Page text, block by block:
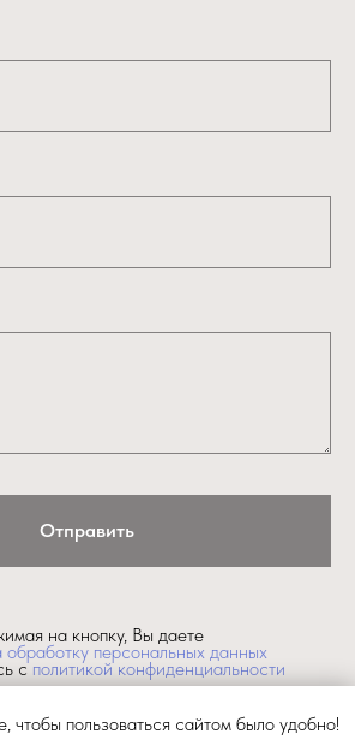
Отправить
на кнопку, Вы даете
обработку персональных данных
c политикой конфиденциальности
чтобы пользоваться сайтом было удобно!